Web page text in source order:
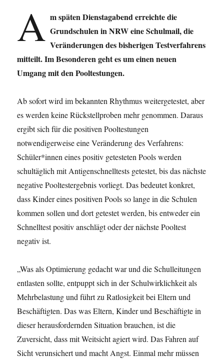
A m späten Dienstagabend erreichte die
Grundschulen in NRW eine Schulmail, die
Veränderungen des bisherigen Testverfahrens
mitteilt. Im Besonderen geht es um einen neuen
Umgang mit den Pooltestungen.
Ab sofort wird im bekannten Rhythmus weitergetestet, aber
es werden keine Rückstellproben mehr genommen. Daraus
ergibt sich für die positiven Pooltestungen
notwendigerweise eine Veränderung des Verfahrens:
Schüler*innen eines positiv getesteten Pools werden
schultäglich mit Antigenschnelltests getestet, bis das nächste
negative Pooltestergebnis vorliegt. Das bedeutet konkret,
dass Kinder eines positiven Pools so lange in die Schulen
kommen sollen und dort getestet werden, bis entweder ein
Schnelltest positiv anschlägt oder der nächste Pooltest
negativ ist.
„Was als Optimierung gedacht war und die Schulleitungen
entlasten sollte, entpuppt sich in der Schulwirklichkeit als
Mehrbelastung und führt zu Ratlosigkeit bei Eltern und
Beschäftigten. Das was Eltern, Kinder und Beschäftigte in
dieser herausfordernden Situation brauchen, ist die
Zuversicht, dass mit Weitsicht agiert wird. Das Fahren auf
Sicht verunsichert und macht Angst. Einmal mehr müssen